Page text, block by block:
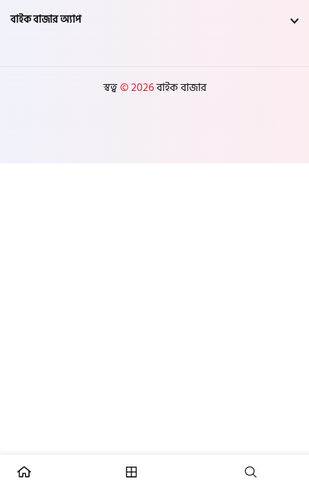
বাইক বাজার অ্যাপ
স্বত্ব© 2026বাইক বাজার